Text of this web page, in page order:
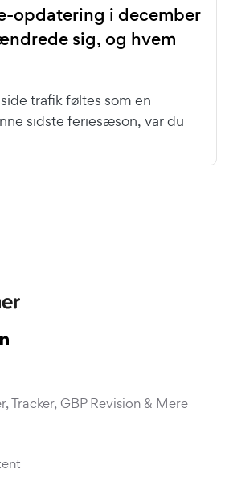
opdatering i december
sig, og hvem
trafik føltes som en
sidste feriesæson, var du
Tracker, GBP Revision & Mere